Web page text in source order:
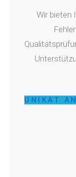
Wir bieten
UNIKAT